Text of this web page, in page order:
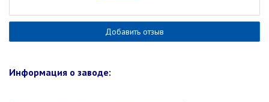
Добавить отзыв
Информация о заводе: